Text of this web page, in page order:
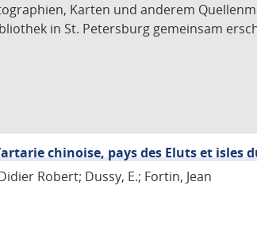
Karten und anderem
in St. Petersburg gemeinsam
chinoise, pays des Eluts et isles
Robert; Dussy, E.; Fortin, Jean